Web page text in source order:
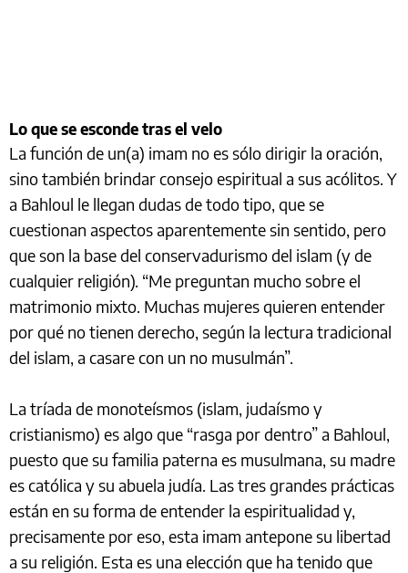
Lo que se esconde tras el velo
La función de un(a) imam no es sólo dirigir la oración,
sino también brindar consejo espiritual a sus acólitos. Y
a Bahloul le llegan dudas de todo tipo, que se
cuestionan aspectos aparentemente sin sentido, pero
que son la base del conservadurismo del islam (y de
cualquier religión). “Me preguntan mucho sobre el
matrimonio mixto. Muchas mujeres quieren entender
por qué no tienen derecho, según la lectura tradicional
del islam, a casare con un no musulmán”.
La tríada de monoteísmos (islam, judaísmo y
cristianismo) es algo que “rasga por dentro” a Bahloul,
puesto que su familia paterna es musulmana, su madre
es católica y su abuela judía. Las tres grandes prácticas
están en su forma de entender la espiritualidad y,
precisamente por eso, esta imam antepone su libertad
a su religión. Esta es una elección que ha tenido que